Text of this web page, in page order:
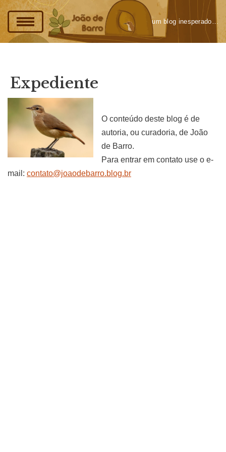
Pular
para
um blog inesperado…
Expediente
O conteúdo deste blog é de
autoria, ou curadoria, de João
de Barro.
Para entrar em contato use o e-
mail: contato@joaodebarro.blog.br